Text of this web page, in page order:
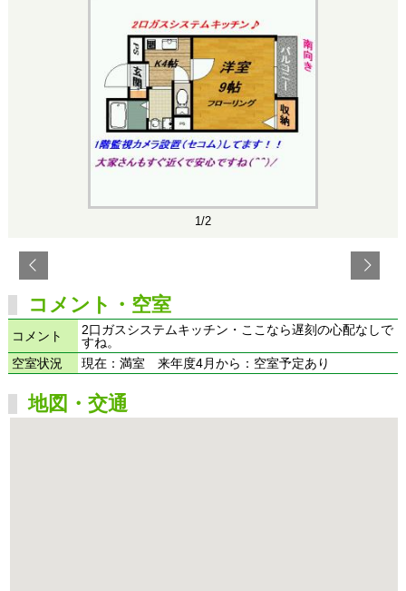
1/2
コメント・空室
コメント
2口ガスシステムキッチン・ここなら遅刻の心配なしで
すね。
空室状況
現在：満室 来年度4月から：空室予定あり
地図・交通